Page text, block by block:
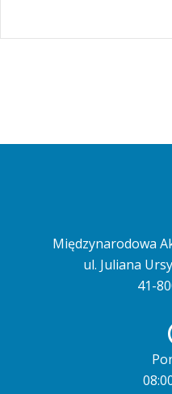
Międzynarodowa
ul. Juliana
41-